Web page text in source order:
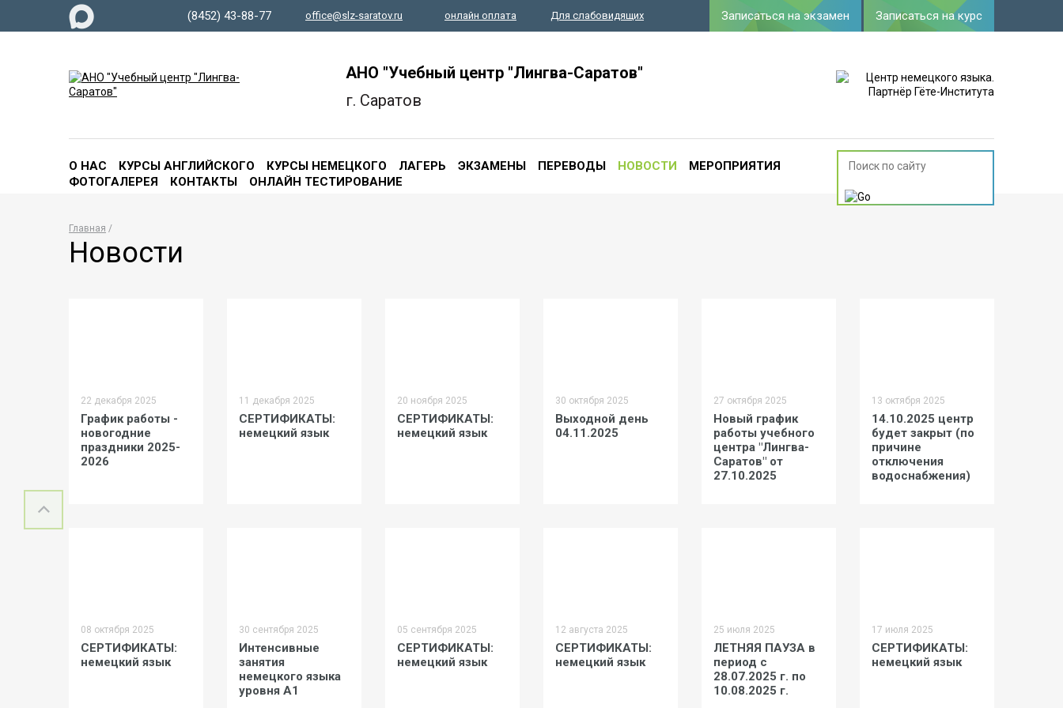
Главная
Новости
22 декабря 2025
График работы -
новогодние
праздники 2025-
2026
11 декабря 2025
СЕРТИФИКАТЫ:
немецкий язык
20 ноября 2025
СЕРТИФИКАТЫ:
немецкий язык
30 октября 2025
Выходной день
04.11.2025
27 октября 2025
Новый график
работы учебного
центра "Лингва-
Саратов" от
27.10.2025
13 октября 2025
14.10.2025 центр
будет закрыт (по
причине
отключения
водоснабжения)
08 октября 2025
СЕРТИФИКАТЫ:
немецкий язык
30 сентября 2025
Интенсивные
занятия
немецкого языка
уровня А1
05 сентября 2025
СЕРТИФИКАТЫ:
немецкий язык
12 августа 2025
СЕРТИФИКАТЫ:
немецкий язык
25 июля 2025
ЛЕТНЯЯ ПАУЗА в
период с
28.07.2025 г. по
10.08.2025 г.
17 июля 2025
СЕРТИФИКАТЫ:
немецкий язык
(8452) 43-88-77 office@slz-saratov.ru онлайн оплата Для слабовидящих
АНО "Учебный центр "Лингва-Саратов"
г. Саратов
Записаться на экзамен Записаться на курс
О НАС КУРСЫ АНГЛИЙСКОГО КУРСЫ НЕМЕЦКОГО ЛАГЕРЬ ЭКЗАМЕНЫ ПЕРЕВОДЫ НОВОСТИ
МЕРОПРИЯТИЯ
ФОТОГАЛЕРЕЯ
КОНТАКТЫ ОНЛАЙН ТЕСТИРОВАНИЕ